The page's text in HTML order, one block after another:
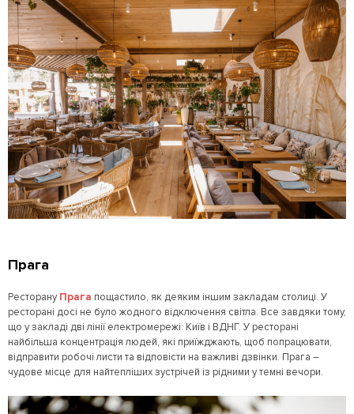
Прага
РесторануПрага пощастило, як деяким іншим закладам столиці. У
ресторані досі не було жодного відключення світла. Все завдяки тому,
що у закладі дві лінії електромережі: Київ і ВДНГ. У ресторані
найбільша концентрація людей, які приїжджають, щоб попрацювати,
відправити робочі листи та відповісти на важливі дзвінки. Прага –
чудове місце для найтепліших зустрічей із рідними у темні вечори.